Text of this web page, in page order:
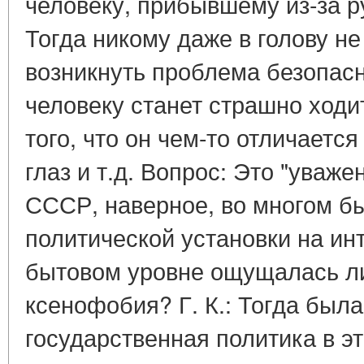
Тогда никому даже в голову
возникнуть проблема
человеку станет страшно
того, что он чем-то
глаз и т.д. Вопрос: Это
СССР, наверное, во многом
политической установки на
бытовом уровне ощущалась
ксенофобия? Г. К.: Тогда
государственная политика в